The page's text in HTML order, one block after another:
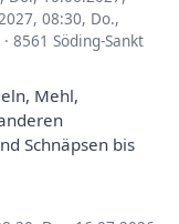
08:30, Do.,
· 8561 Söding-Sankt
Mehl,
Schnäpsen bis